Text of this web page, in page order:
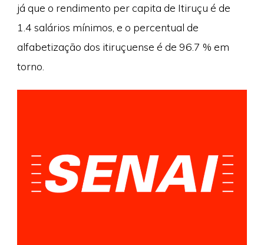
já que o rendimento per capita de Itiruçu é de
1.4 salários mínimos, e o percentual de
alfabetização dos itiruçuense é de 96.7 % em
torno.